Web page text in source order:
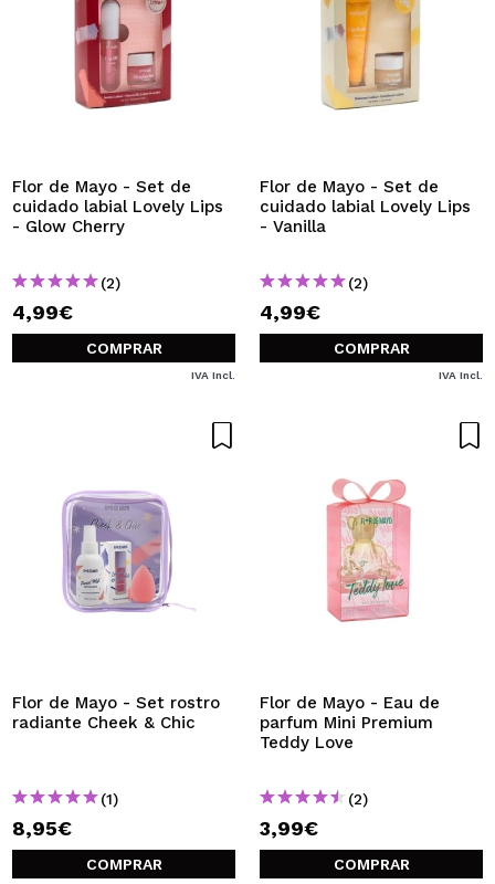
Flor de Mayo - Set de
cuidado labial Lovely Lips
- Glow Cherry
(2)
4,99€
COMPRAR
IVA Incl.
Flor de Mayo - Set de
cuidado labial Lovely Lips
- Vanilla
(2)
4,99€
COMPRAR
IVA Incl.
Flor de Mayo - Set rostro
radiante Cheek & Chic
(1)
8,95€
COMPRAR
Flor de Mayo - Eau de
parfum Mini Premium
Teddy Love
(2)
3,99€
COMPRAR